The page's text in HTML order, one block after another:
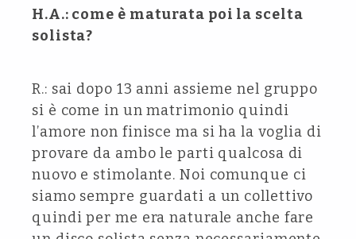
H.A.: come è maturata poi la scelta
solista?
R.: sai dopo 13 anni assieme nel gruppo
si è come in un matrimonio quindi
l’amore non finisce ma si ha la voglia di
provare da ambo le parti qualcosa di
nuovo e stimolante. Noi comunque ci
siamo sempre guardati a un collettivo
quindi per me era naturale anche fare